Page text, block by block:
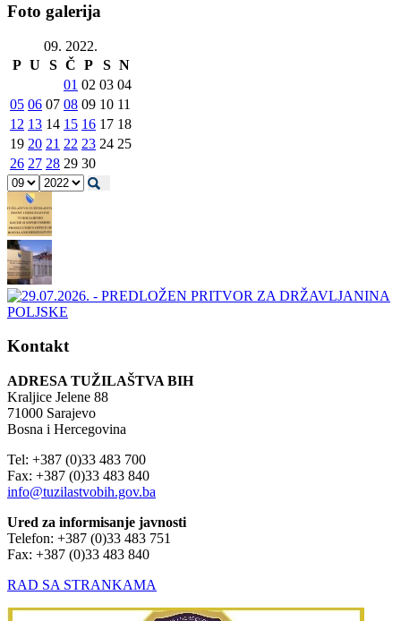
Foto galerija
09. 2022.
P U S Č P S N
01 02 03 04
05 06 07 08 09 10 11
12 13 14 15 16 17 18
19 20 21 22 23 24 25
26 27 28 29 30
Kontakt
ADRESA TUŽILAŠTVA BIH
Kraljice Jelene 88
71000 Sarajevo
Bosna i Hercegovina
Tel: +387 (0)33 483 700
Fax: +387 (0)33 483 840
info@tuzilastvobih.gov.ba
Ured za informisanje javnosti
Telefon: +387 (0)33 483 751
Fax: +387 (0)33 483 840
RAD SA STRANKAMA